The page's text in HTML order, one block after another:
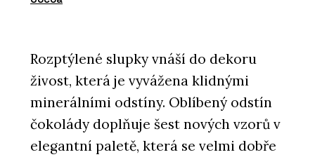
Rozptýlené slupky vnáší do dekoru
živost, která je vyvážena klidnými
minerálními odstíny. Oblíbený odstín
čokolády doplňuje šest nových vzorů v
elegantní paletě, která se velmi dobře